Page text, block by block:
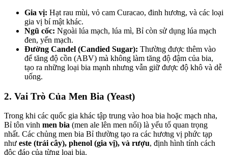
Gia vị: Hạt rau mùi, vỏ cam Curacao, đinh hương, và các loại
gia vị bí mật khác.
Ngũ cốc: Ngoài lúa mạch, lúa mì, Bỉ còn sử dụng lúa mạch
đen, yến mạch.
Đường Candel (Candied Sugar): Thường được thêm vào
để tăng độ cồn (ABV) mà không làm tăng độ đậm của bia,
tạo ra những loại bia mạnh nhưng vẫn giữ được độ khô và dễ
uống.
2. Vai Trò Của Men Bia (Yeast)
Trong khi các quốc gia khác tập trung vào hoa bia hoặc mạch nha,
Bỉ tôn vinh men bia (men ale lên men nổi) là yếu tố quan trọng
nhất. Các chủng men bia Bỉ thường tạo ra các hương vị phức tạp
như este (trái cây), phenol (gia vị), và rượu, định hình tính cách
độc đáo của từng loại bia.